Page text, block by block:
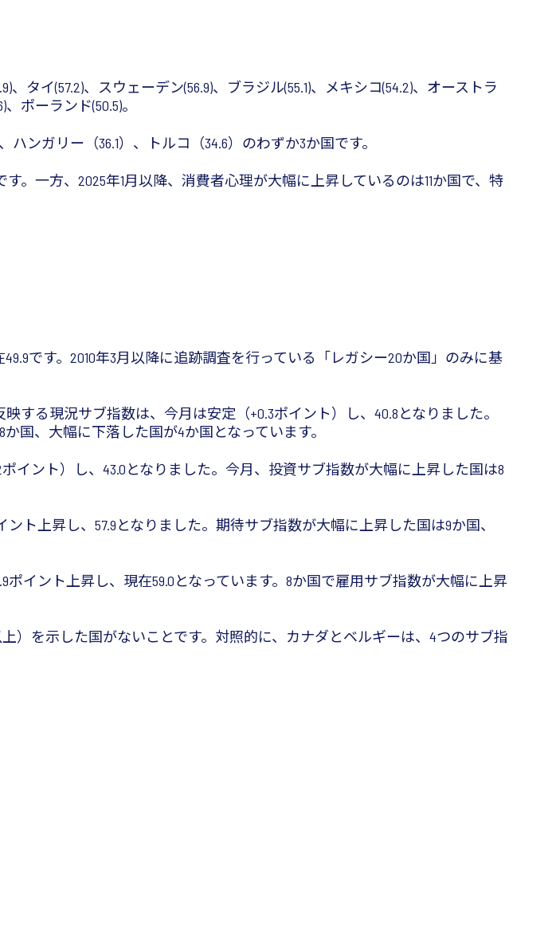
タイ(57.2)、スウェーデン(56.9)、ブラジル(55.1)、メキシコ(54.2)、オーストラ
ポーランド(50.5)。
ンガリー（36.1）、トルコ（34.6）のわずか3か国です。
。一方、2025年1月以降、消費者心理が大幅に上昇しているのは11か国で、特
です。2010年3月以降に追跡調査を行っている「レガシー20か国」のみに基
る現況サブ指数は、今月は安定（+0.3ポイント）し、40.8となりました。
国、大幅に下落した国が4か国となっています。
ント）し、43.0となりました。今月、投資サブ指数が大幅に上昇した国は8
ト上昇し、57.9となりました。期待サブ指数が大幅に上昇した国は9か国、
イント上昇し、現在59.0となっています。8か国で雇用サブ指数が大幅に上昇
）を示した国がないことです。対照的に、カナダとベルギーは、4つのサブ指